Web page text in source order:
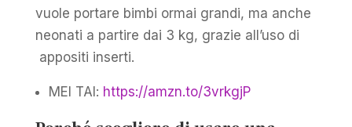
vuole portare bimbi ormai grandi, ma anche
neonati a partire dai 3 kg, grazie all’uso di
appositi inserti.
MEI TAI: https://amzn.to/3vrkgjP